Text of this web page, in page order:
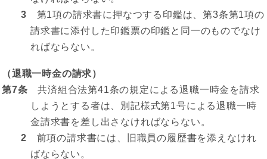
3 第1項の請求書に押なつする印鑑は、第3条第1項の
請求書に添付した印鑑票の印鑑と同一のものでなけ
ればならない。
（退職一時金の請求）
第7条 共済組合法第41条の規定による退職一時金を請求
しようとする者は、別記様式第1号による退職一時
金請求書を差し出さなければならない。
2 前項の請求書には、旧職員の履歴書を添えなけれ
ばならない。